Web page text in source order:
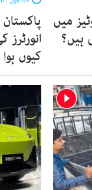
میں
ہیں؟
کیوں